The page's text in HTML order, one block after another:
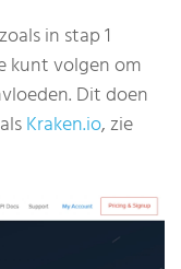
in stap 1
kunt volgen om
Dit doen
Kraken.io, zie